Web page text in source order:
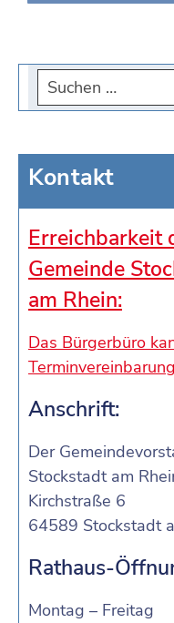
Kontakt
Erreichbarkeit
Gemeinde
am Rhein:
Das Bürgerbüro
Anschrift:
Der
Stockstadt am
Kirchstraße 6
64589 Stockstadt
Rathaus-
Montag – Freitag